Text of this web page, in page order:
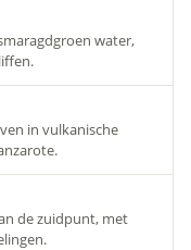
water,
in vulkanische
de zuidpunt, met